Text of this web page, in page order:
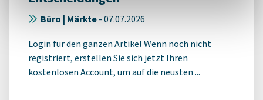
Büro | Märkte - 07.07.2026
Login für den ganzen Artikel Wenn noch nicht
registriert, erstellen Sie sich jetzt Ihren
kostenlosen Account, um auf die neusten ...